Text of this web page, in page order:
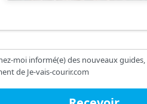
moi informé(e) des nouveaux guides,
de Je-vais-courir.com
à son profil, ses
cet outil de mesure est
bien un accessoire